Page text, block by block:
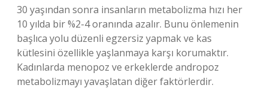
30 yaşından sonra insanların metabolizma hızı her
10 yılda bir %2-4 oranında azalır. Bunu önlemenin
başlıca yolu düzenli egzersiz yapmak ve kas
kütlesini özellikle yaşlanmaya karşı korumaktır.
Kadınlarda menopoz ve erkeklerde andropoz
metabolizmayı yavaşlatan diğer faktörlerdir.